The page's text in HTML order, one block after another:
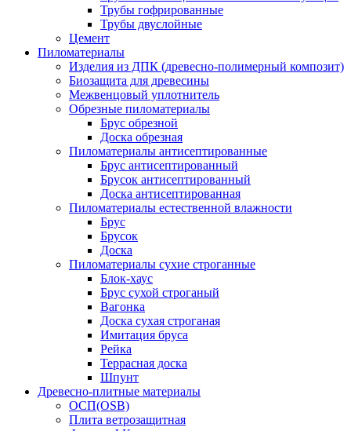
Трубы гофрированные
Трубы двуслойные
Цемент
Пиломатериалы
Изделия из ДПК (древесно-полимерный композит)
Биозащита для древесины
Межвенцовый уплотнитель
Обрезные пиломатериалы
Брус обрезной
Доска обрезная
Пиломатериалы антисептированные
Брус антисептированный
Брусок антисептированный
Доска антисептированная
Пиломатериалы естественной влажности
Брус
Брусок
Доска
Пиломатериалы сухие строганные
Блок-хаус
Брус сухой строганый
Вагонка
Доска сухая строганая
Имитация бруса
Рейка
Террасная доска
Шпунт
Древесно-плитные материалы
ОСП(OSB)
Плита ветрозащитная